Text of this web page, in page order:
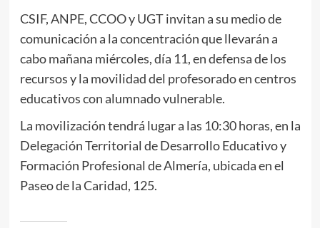
CSIF, ANPE, CCOO y UGT invitan a su medio de
comunicación a la concentración que llevarán a
cabo mañana miércoles, día 11, en defensa de los
recursos y la movilidad del profesorado en centros
educativos con alumnado vulnerable.
La movilización tendrá lugar a las 10:30 horas, en la
Delegación Territorial de Desarrollo Educativo y
Formación Profesional de Almería, ubicada en el
Paseo de la Caridad, 125.